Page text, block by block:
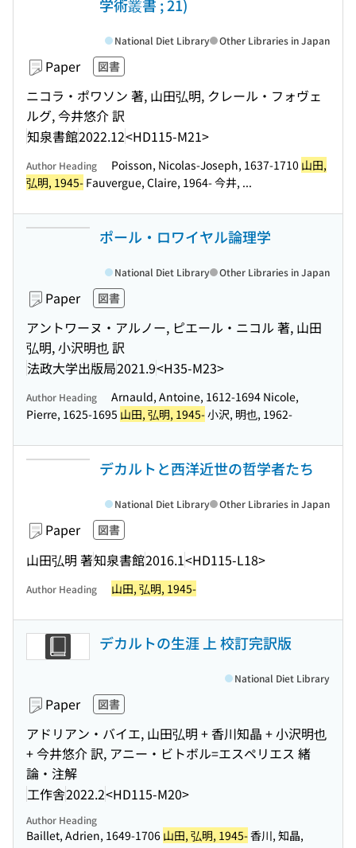
学術叢書 ; 21)
Paper 図書
ニコラ・ポワソン 著, 山田弘明, クレール・フォヴェ
ルグ, 今井悠介 訳
知泉書館2022.12<HD115-M21>
National Diet Library Other Libraries in Japan
Author Heading Poisson, Nicolas-Joseph, 1637-1710 山田,
弘明, 1945- Fauvergue, Claire, 1964- 今井, ...
ポール・ロワイヤル論理学
Paper 図書
アントワーヌ・アルノー, ピエール・ニコル 著, 山田
弘明, 小沢明也 訳
法政大学出版局2021.9<H35-M23>
National Diet Library Other Libraries in Japan
Author Heading
Arnauld, Antoine, 1612-1694 Nicole,
Pierre, 1625-1695 山田, 弘明, 1945-小沢, 明也, 1962-
デカルトと西洋近世の哲学者たち
Paper 図書
山田弘明 著知泉書館2016.1<HD115-L18>
National Diet Library Other Libraries in Japan
Author Heading 山田, 弘明, 1945-
デカルトの生涯 上 校訂完訳版
Paper 図書
アドリアン・バイエ, 山田弘明 + 香川知晶 + 小沢明也
+ 今井悠介 訳, アニー・ビトボル=エスペリエス 緒
論・注解
工作舎2022.2<HD115-M20>
National Diet Library
Author Heading
Baillet, Adrien, 1649-1706 山田, 弘明, 1945-香川, 知晶,